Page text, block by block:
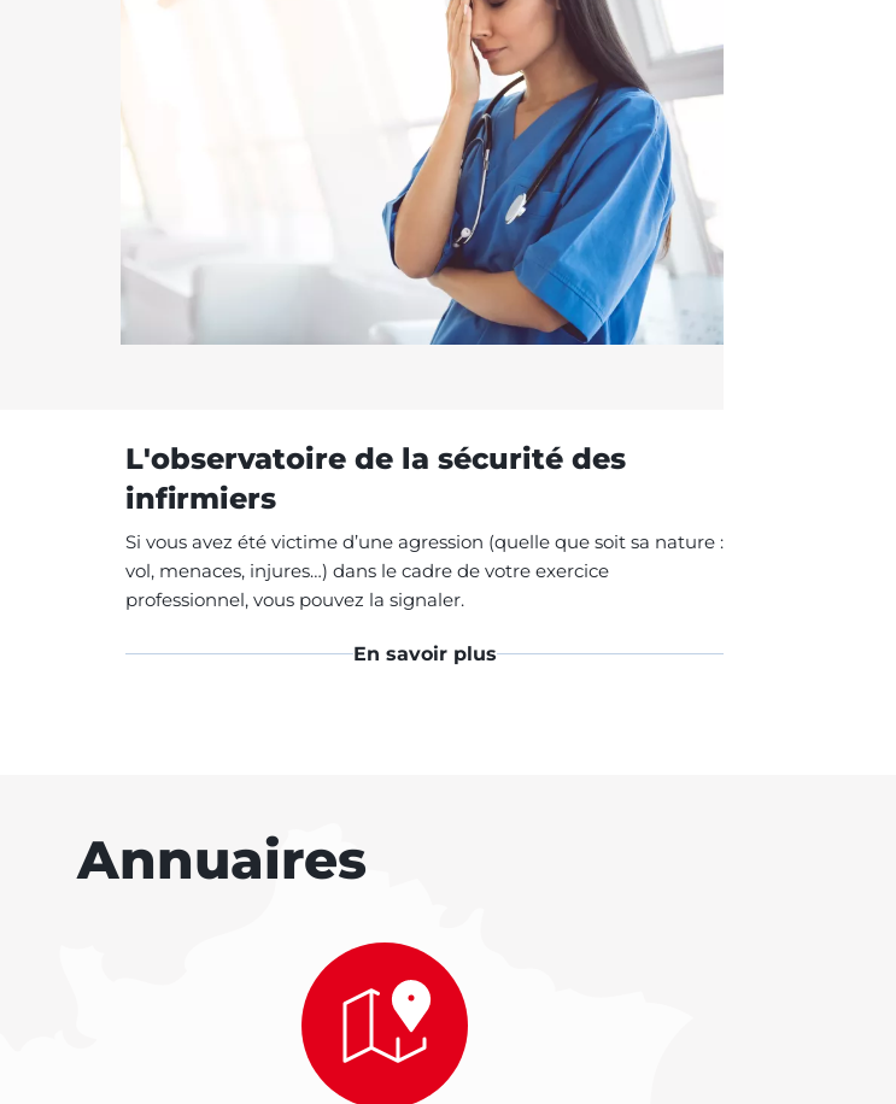
L'observatoire de la sécurité des
infirmiers
Si vous avez été victime d’une agression (quelle que soit sa nature :
vol, menaces, injures…) dans le cadre de votre exercice
professionnel, vous pouvez la signaler.
En savoir plus
Annuaires